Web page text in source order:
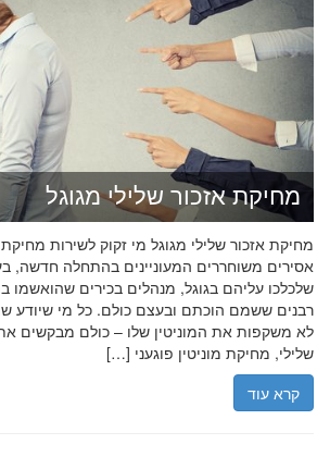
מחיקת אזכור שלילי מגוגל
מחיקת אזכור שלילי מגוגל מי זקוק לשירות מחיקת
אסירים משוחררים המעוניינים בהתחלה חדשה,
שלכלכו עליהם בגוגל, מנהלים בכירים שהואשמו
רבנים ששמם הוכתם ובעצם כולם. כל מי שיודע
לא משקפות את המוניטין שלו – כולם מבקשים את
שלילי, מחיקת מוניטין פוגעני […]
קרא עוד